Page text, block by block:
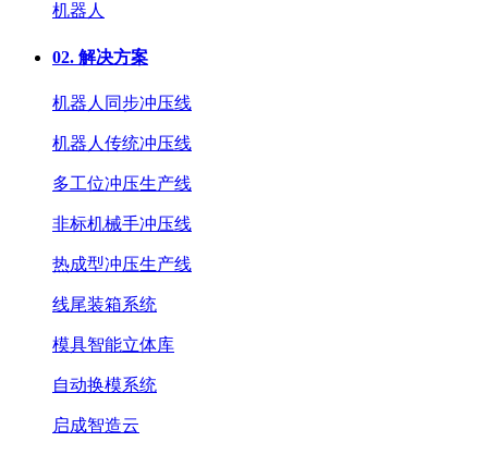
机器人
02. 解决方案
机器人同步冲压线
机器人传统冲压线
多工位冲压生产线
非标机械手冲压线
热成型冲压生产线
线尾装箱系统
模具智能立体库
自动换模系统
启成智造云